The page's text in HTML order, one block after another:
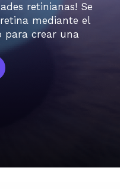
retinianas! Se
mediante el
para crear una